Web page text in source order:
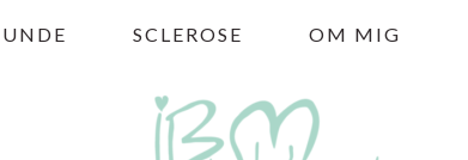
SCLEROSE OM MIG